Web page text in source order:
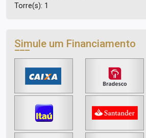
Torre(s): 1
Simule um Financiamento